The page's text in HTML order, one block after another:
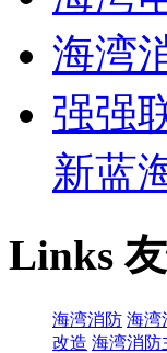
海湾
强强
新蓝
Links
海湾消防 海湾
改造 海湾消防